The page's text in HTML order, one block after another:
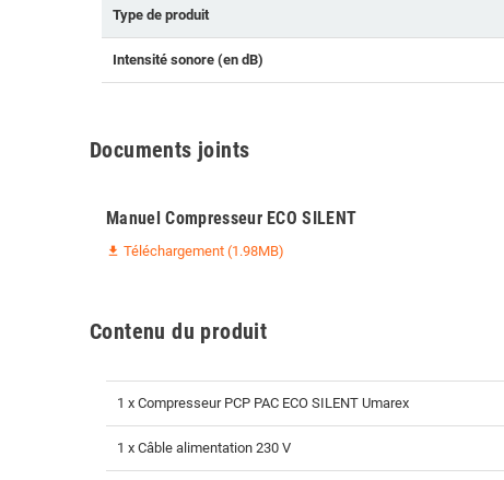
Type de produit
Intensité sonore (en dB)
Documents joints
Manuel Compresseur ECO SILENT
file_download Téléchargement (1.98MB)
Contenu du produit
1 x Compresseur PCP PAC ECO SILENT Umarex
1 x Câble alimentation 230 V